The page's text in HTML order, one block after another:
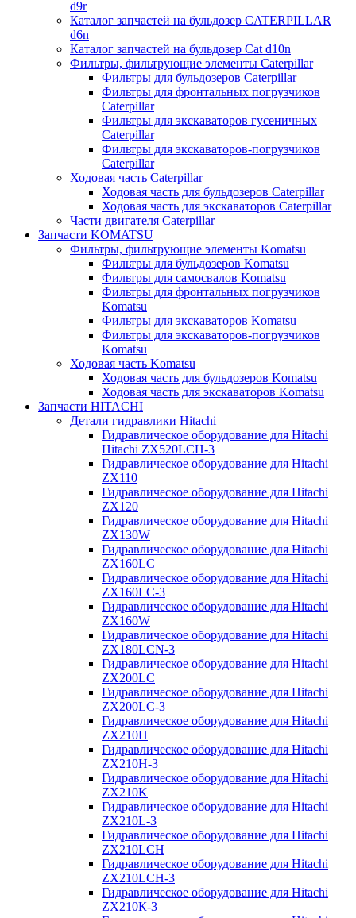
d9r
Каталог запчастей на бульдозер CATERPILLAR
d6n
Каталог запчастей на бульдозер Сat d10n
Фильтры, фильтрующие элементы Caterpillar
Фильтры для бульдозеров Caterpillar
Фильтры для фронтальных погрузчиков
Caterpillar
Фильтры для экскаваторов гусеничных
Caterpillar
Фильтры для экскаваторов-погрузчиков
Caterpillar
Ходовая часть Caterpillar
Ходовая часть для бульдозеров Caterpillar
Ходовая часть для экскаваторов Caterpillar
Части двигателя Caterpillar
Запчасти KOMATSU
Фильтры, фильтрующие элементы Komatsu
Фильтры для бульдозеров Komatsu
Фильтры для самосвалов Komatsu
Фильтры для фронтальных погрузчиков
Komatsu
Фильтры для экскаваторов Komatsu
Фильтры для экскаваторов-погрузчиков
Komatsu
Ходовая часть Komatsu
Ходовая часть для бульдозеров Komatsu
Ходовая часть для экскаваторов Komatsu
Запчасти HITACHI
Детали гидравлики Hitachi
Гидравлическое оборудование для Hitachi
Hitachi ZX520LCH-3
Гидравлическое оборудование для Hitachi
ZX110
Гидравлическое оборудование для Hitachi
ZX120
Гидравлическое оборудование для Hitachi
ZX130W
Гидравлическое оборудование для Hitachi
ZX160LC
Гидравлическое оборудование для Hitachi
ZX160LC-3
Гидравлическое оборудование для Hitachi
ZX160W
Гидравлическое оборудование для Hitachi
ZX180LCN-3
Гидравлическое оборудование для Hitachi
ZX200LC
Гидравлическое оборудование для Hitachi
ZX200LC-3
Гидравлическое оборудование для Hitachi
ZX210H
Гидравлическое оборудование для Hitachi
ZX210H-3
Гидравлическое оборудование для Hitachi
ZX210K
Гидравлическое оборудование для Hitachi
ZX210L-3
Гидравлическое оборудование для Hitachi
ZX210LCH
Гидравлическое оборудование для Hitachi
ZX210LCH-3
Гидравлическое оборудование для Hitachi
ZX210К-3